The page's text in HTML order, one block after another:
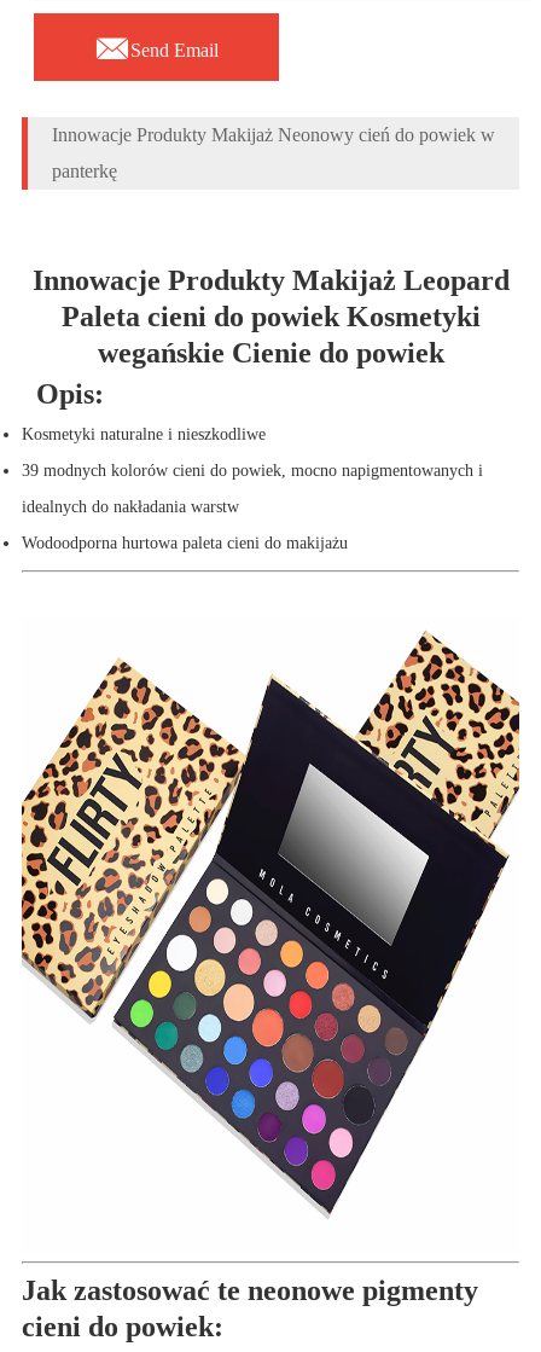
Send Email
Innowacje Produkty Makijaż Neonowy cień do powiek w
panterkę
Innowacje Produkty Makijaż Leopard
Paleta cieni do powiek Kosmetyki
wegańskie Cienie do powiek
Opis:
Kosmetyki naturalne i nieszkodliwe
39 modnych kolorów cieni do powiek, mocno napigmentowanych i
idealnych do nakładania warstw
Wodoodporna hurtowa paleta cieni do makijażu
Jak zastosować te neonowe pigmenty
cieni do powiek: